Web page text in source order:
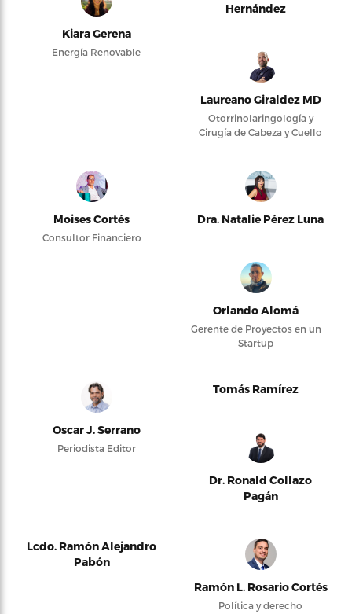
Kiara Gerena
Energía Renovable
Hernández
Laureano Giraldez MD
Otorrinolaringología y
Cirugía de Cabeza y Cuello
Moises Cortés
Consultor Financiero
Dra. Natalie Pérez Luna
Orlando Alomá
Gerente de Proyectos en un
Startup
Oscar J. Serrano
Periodista Editor
Tomás Ramírez
Dr. Ronald Collazo
Pagán
Lcdo. Ramón Alejandro
Pabón
Ramón L. Rosario Cortés
Política y derecho